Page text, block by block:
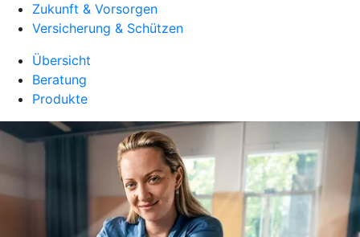
Zukunft & Vorsorgen
Versicherung & Schützen
Übersicht
Beratung
Produkte